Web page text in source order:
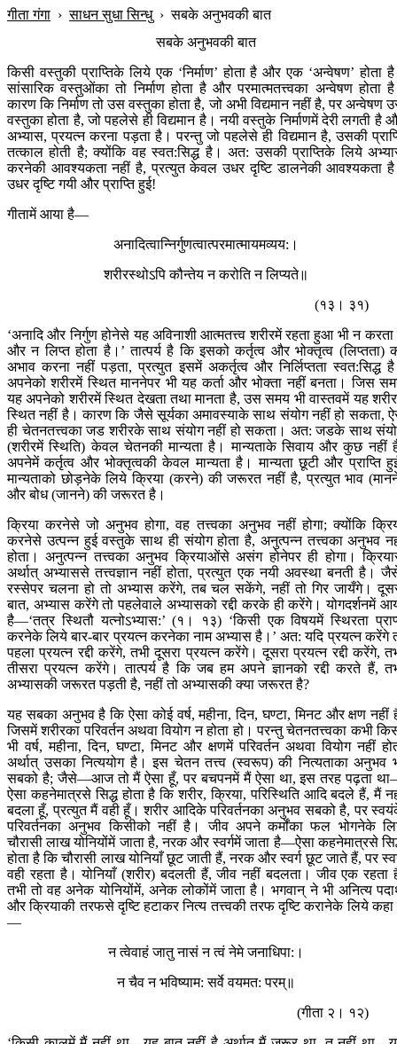
गीता गंगा ›साधन सुधा सिन्धु›सबके अनुभवकी बात
सबके अनुभवकी बात
किसी वस्तुकी प्राप्तिके लिये एक ‘निर्माण’ होता है और एक ‘अन्वेषण’ होता
सांसारिक वस्तुओंका तो निर्माण होता है और परमात्मतत्त्वका अन्वेषण होता
कारण कि निर्माण तो उस वस्तुका होता है, जो अभी विद्यमान नहीं है, पर अन्वेषण
वस्तुका होता है, जो पहलेसे ही विद्यमान है। नयी वस्तुके निर्माणमें देरी लगती है
अभ्यास, प्रयत्न करना पड़ता है। परन्तु जो पहलेसे ही विद्यमान है, उसकी
तत्काल होती है; क्योंकि वह स्वत:सिद्ध है। अत: उसकी प्राप्तिके लिये
करनेकी आवश्यकता नहीं है, प्रत्युत केवल उधर दृष्टि डालनेकी आवश्यकता
उधर दृष्टि गयी और प्राप्ति हुई!
गीतामें आया है—
अनादित्वान्निर्गुणत्वात्परमात्मायमव्यय:।
शरीरस्थोऽपि कौन्तेय न करोति न लिप्यते॥
(१३। ३१)
‘अनादि और निर्गुण होनेसे यह अविनाशी आत्मतत्त्व शरीरमें रहता हुआ भी न करता
और न लिप्त होता है।’ तात्पर्य है कि इसको कर्तृत्व और भोक्तृत्व (लिप्तता)
अभाव करना नहीं पड़ता, प्रत्युत इसमें अकर्तृत्व और निर्लिप्तता स्वत:सिद्ध
अपनेको शरीरमें स्थित माननेपर भी यह कर्ता और भोक्ता नहीं बनता। जिस
यह अपनेको शरीरमें स्थित देखता तथा मानता है, उस समय भी वास्तवमें यह
स्थित नहीं है। कारण कि जैसे सूर्यका अमावस्याके साथ संयोग नहीं हो सकता,
ही चेतनतत्त्वका जड शरीरके साथ संयोग नहीं हो सकता। अत: जडके साथ
(शरीरमें स्थिति) केवल चेतनकी मान्यता है। मान्यताके सिवाय और कुछ नहीं
अपनेमें कर्तृत्व और भोक्तृत्वकी केवल मान्यता है। मान्यता छूटी और प्राप्ति
मान्यताको छोड़नेके लिये क्रिया (करने) की जरूरत नहीं है, प्रत्युत भाव
और बोध (जानने) की जरूरत है।
क्रिया करनेसे जो अनुभव होगा, वह तत्त्वका अनुभव नहीं होगा; क्योंकि
करनेसे उत्पन्न हुई वस्तुके साथ ही संयोग होता है, अनुत्पन्न तत्त्वका अनुभव
होता। अनुत्पन्न तत्त्वका अनुभव क्रियाओंसे असंग होनेपर ही होगा।
अर्थात् अभ्याससे तत्त्वज्ञान नहीं होता, प्रत्युत एक नयी अवस्था बनती है।
रस्सेपर चलना हो तो अभ्यास करेंगे, तब चल सकेंगे, नहीं तो गिर जायँगे।
बात, अभ्यास करेंगे तो पहलेवाले अभ्यासको रद्दी करके ही करेंगे। योगदर्शनमें
है—‘तत्र स्थितौ यत्नोऽभ्यास:’ (१। १३) ‘किसी एक विषयमें स्थिरता
करनेके लिये बार-बार प्रयत्न करनेका नाम अभ्यास है।’ अत: यदि प्रयत्न करेंगे
पहला प्रयत्न रद्दी करेंगे, तभी दूसरा प्रयत्न करेंगे। दूसरा प्रयत्न रद्दी करेंगे,
तीसरा प्रयत्न करेंगे। तात्पर्य है कि जब हम अपने ज्ञानको रद्दी करते हैं,
अभ्यासकी जरूरत पड़ती है, नहीं तो अभ्यासकी क्या जरूरत है?
यह सबका अनुभव है कि ऐसा कोई वर्ष, महीना, दिन, घण्टा, मिनट और क्षण नहीं
जिसमें शरीरका परिवर्तन अथवा वियोग न होता हो। परन्तु चेतनतत्त्वका कभी
भी वर्ष, महीना, दिन, घण्टा, मिनट और क्षणमें परिवर्तन अथवा वियोग नहीं
अर्थात् उसका नित्ययोग है। इस चेतन तत्त्व (स्वरूप) की नित्यताका अनुभव
सबको है; जैसे—आज तो मैं ऐसा हूँ, पर बचपनमें मैं ऐसा था, इस तरह पढ़ता
ऐसा कहनेमात्रसे सिद्ध होता है कि शरीर, क्रिया, परिस्थिति आदि बदले हैं, मैं
बदला हूँ, प्रत्युत मैं वही हूँ। शरीर आदिके परिवर्तनका अनुभव सबको है, पर
परिवर्तनका अनुभव किसीको नहीं है। जीव अपने कर्मोंका फल भोगनेके
चौरासी लाख योनियोंमें जाता है, नरक और स्वर्गमें जाता है—ऐसा कहनेमात्रसे
होता है कि चौरासी लाख योनियाँ छूट जाती हैं, नरक और स्वर्ग छूट जाते हैं, पर
वही रहता है। योनियाँ (शरीर) बदलती हैं, जीव नहीं बदलता। जीव एक रहता
तभी तो वह अनेक योनियोंमें, अनेक लोकोंमें जाता है। भगवान् ने भी अनित्य
और क्रियाकी तरफसे दृष्टि हटाकर नित्य तत्त्वकी तरफ दृष्टि करानेके लिये कहा
—
न त्वेवाहं जातु नासं न त्वं नेमे जनाधिपा:।
न चैव न भविष्याम: सर्वे वयमत: परम्॥
(गीता २। १२)